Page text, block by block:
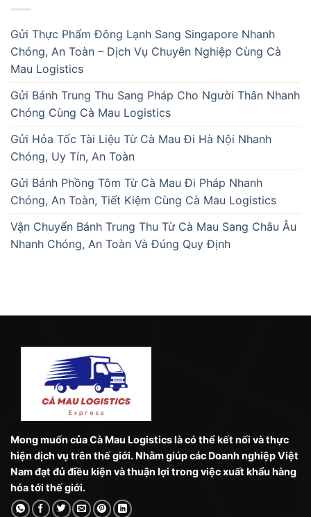
Gửi Thực Phẩm Đông Lạnh Sang Singapore Nhanh
Chóng, An Toàn – Dịch Vụ Chuyên Nghiệp Cùng Cà
Mau Logistics
Gửi Bánh Trung Thu Sang Pháp Cho Người Thân Nhanh
Chóng Cùng Cà Mau Logistics
Gửi Hỏa Tốc Tài Liệu Từ Cà Mau Đi Hà Nội Nhanh
Chóng, Uy Tín, An Toàn
Gửi Bánh Phồng Tôm Từ Cà Mau Đi Pháp Nhanh
Chóng, An Toàn, Tiết Kiệm Cùng Cà Mau Logistics
Vận Chuyển Bánh Trung Thu Từ Cà Mau Sang Châu Âu
Nhanh Chóng, An Toàn Và Đúng Quy Định
Mong muốn của Cà Mau Logistics là có thể kết nối và thực
hiện dịch vụ trên thế giới. Nhằm giúp các Doanh nghiệp Việt
Nam đạt đủ điều kiện và thuận lợi trong việc xuất khẩu hàng
hóa tới thế giới.